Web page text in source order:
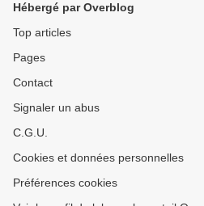
Hébergé par Overblog
Top articles
Pages
Contact
Signaler un abus
C.G.U.
Cookies et données personnelles
Préférences cookies